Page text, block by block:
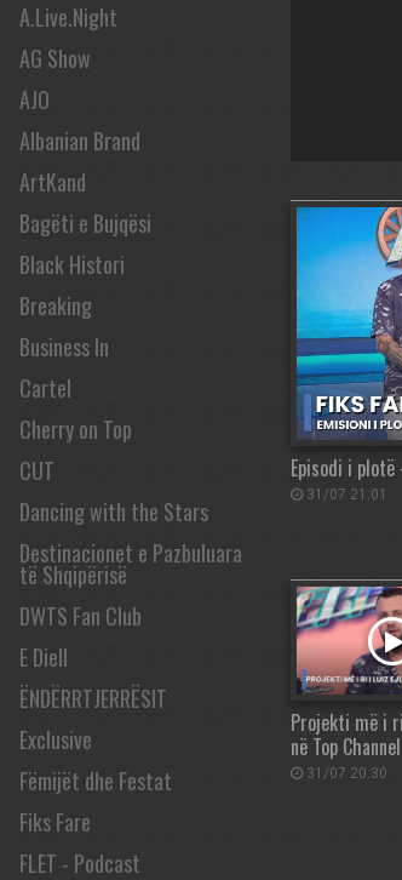
A.Live.Night
AG Show
AJO
Albanian Brand
ArtKand
Bagëti e Bujqësi
Black Histori
Breaking
Business In
Cartel
Cherry on Top
CUT
Dancing with the Stars
Destinacionet e Pazbuluara
të Shqipërisë
DWTS Fan Club
E Diell
ËNDËRRTJERRËSIT
Exclusive
Fëmijët dhe Festat
Fiks Fare
FLET - Podcast
Episodi i
31/07 21:01
Projekti më i
në Top
31/07 20:30